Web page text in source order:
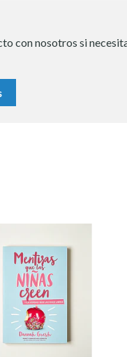
con nosotros si